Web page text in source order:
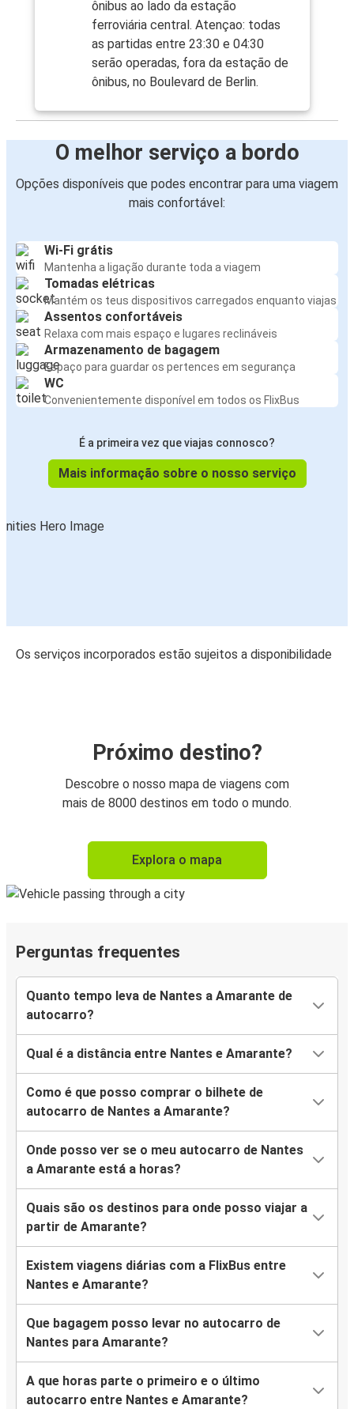
ônibus ao lado da estação
ferroviária central. Atençao: todas
as partidas entre 23:30 e 04:30
serão operadas, fora da estação de
ônibus, no Boulevard de Berlin.
O melhor serviço a bordo
Opções disponíveis que podes encontrar para uma viagem
mais confortável:
Wi-Fi grátis
Mantenha a ligação durante toda a viagem
Tomadas elétricas
Mantém os teus dispositivos carregados enquanto viajas
Assentos confortáveis
Relaxa com mais espaço e lugares reclináveis
Armazenamento de bagagem
Espaço para guardar os pertences em segurança
WC
Convenientemente disponível em todos os FlixBus
É a primeira vez que viajas connosco?
Mais informação sobre o nosso serviço
Os serviços incorporados estão sujeitos a disponibilidade
Próximo destino?
Descobre o nosso mapa de viagens com
mais de 8000 destinos em todo o mundo.
Explora o mapa
Perguntas frequentes
Quanto tempo leva de Nantes a Amarante de
autocarro?
Qual é a distância entre Nantes e Amarante?
Como é que posso comprar o bilhete de
autocarro de Nantes a Amarante?
Onde posso ver se o meu autocarro de Nantes
a Amarante está a horas?
Quais são os destinos para onde posso viajar a
partir de Amarante?
Existem viagens diárias com a FlixBus entre
Nantes e Amarante?
Que bagagem posso levar no autocarro de
Nantes para Amarante?
A que horas parte o primeiro e o último
autocarro entre Nantes e Amarante?